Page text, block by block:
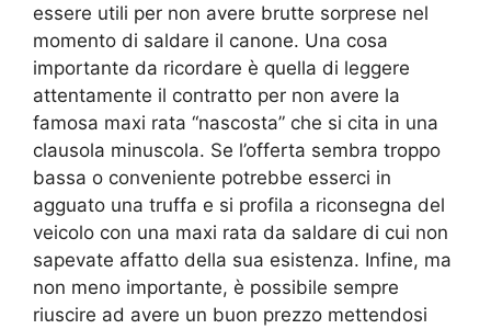
essere utili per non avere brutte sorprese nel
momento di saldare il canone. Una cosa
importante da ricordare è quella di leggere
attentamente il contratto per non avere la
famosa maxi rata “nascosta” che si cita in una
clausola minuscola. Se l’offerta sembra troppo
bassa o conveniente potrebbe esserci in
agguato una truffa e si profila a riconsegna del
veicolo con una maxi rata da saldare di cui non
sapevate affatto della sua esistenza. Infine, ma
non meno importante, è possibile sempre
riuscire ad avere un buon prezzo mettendosi